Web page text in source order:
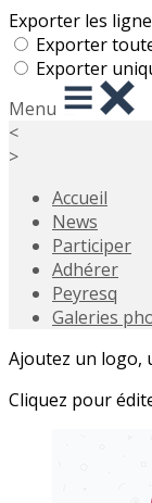
Exporter les
Exporter
Exporter
Menu
<
>
Accueil
News
Participer
Adhérer
Peyresq
Galeries
Ajoutez un logo,
Cliquez pour